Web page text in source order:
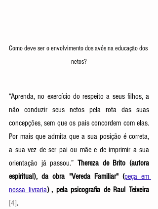
Como deve ser o envolvimento dos avós na educação dos
netos?
“Aprenda, no exercício do respeito a seus filhos, a
não conduzir seus netos pela rota das suas
concepções, sem que os pais concordem com elas.
Por mais que admita que a sua posição é correta,
a sua vez de ser pai ou mãe e de imprimir a sua
orientação já passou.” Thereza de Brito (autora
espiritual), da obra "Vereda Familiar" (peça em
nossa livraria
[4].